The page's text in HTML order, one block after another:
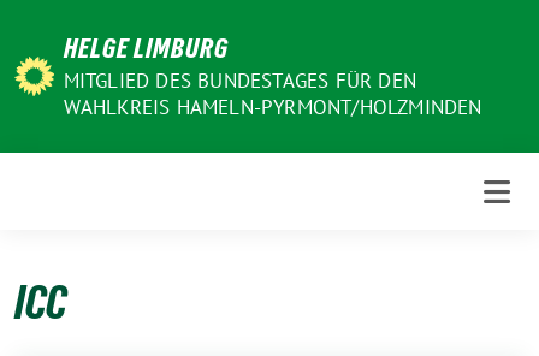
Inhalt
HELGE LIMBURG
MITGLIED DES BUNDESTAGES FÜR DEN
WAHLKREIS HAMELN-PYRMONT/HOLZMINDEN
ICC